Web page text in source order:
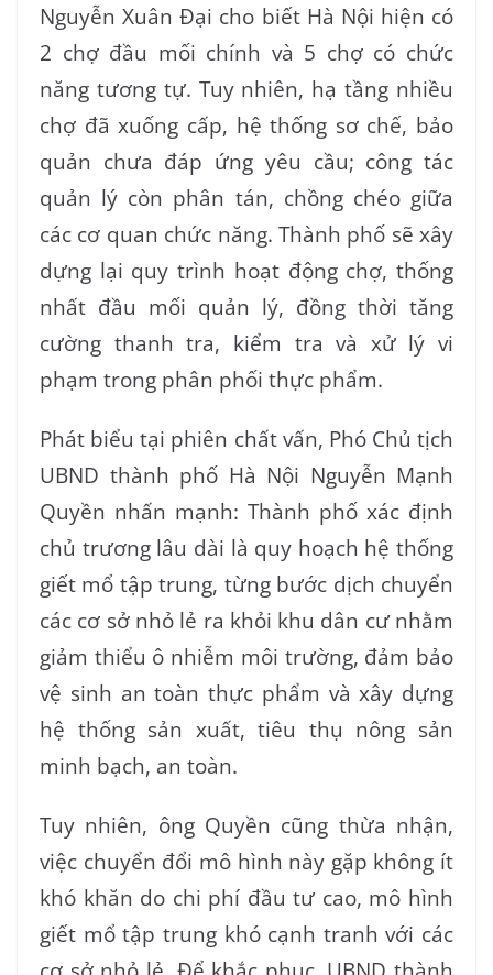
Nguyễn Xuân Đại cho biết Hà Nội hiện có
2 chợ đầu mối chính và 5 chợ có chức
năng tương tự. Tuy nhiên, hạ tầng nhiều
chợ đã xuống cấp, hệ thống sơ chế, bảo
quản chưa đáp ứng yêu cầu; công tác
quản lý còn phân tán, chồng chéo giữa
các cơ quan chức năng. Thành phố sẽ xây
dựng lại quy trình hoạt động chợ, thống
nhất đầu mối quản lý, đồng thời tăng
cường thanh tra, kiểm tra và xử lý vi
phạm trong phân phối thực phẩm.
Phát biểu tại phiên chất vấn, Phó Chủ tịch
UBND thành phố Hà Nội Nguyễn Mạnh
Quyền nhấn mạnh: Thành phố xác định
chủ trương lâu dài là quy hoạch hệ thống
giết mổ tập trung, từng bước dịch chuyển
các cơ sở nhỏ lẻ ra khỏi khu dân cư nhằm
giảm thiểu ô nhiễm môi trường, đảm bảo
vệ sinh an toàn thực phẩm và xây dựng
hệ thống sản xuất, tiêu thụ nông sản
minh bạch, an toàn.
Tuy nhiên, ông Quyền cũng thừa nhận,
việc chuyển đổi mô hình này gặp không ít
khó khăn do chi phí đầu tư cao, mô hình
giết mổ tập trung khó cạnh tranh với các